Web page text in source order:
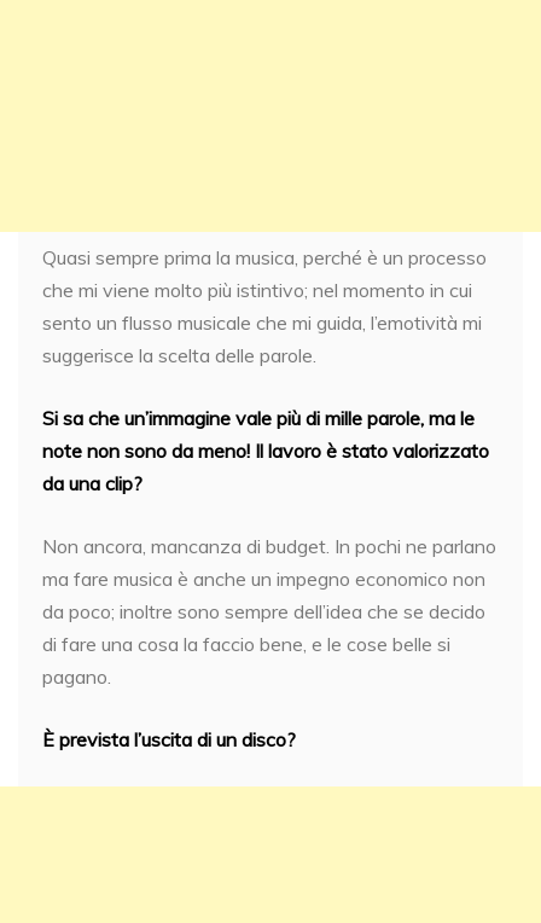
Quasi sempre prima la musica, perché è un processo
che mi viene molto più istintivo; nel momento in cui
sento un flusso musicale che mi guida, l’emotività mi
suggerisce la scelta delle parole.
Si sa che un’immagine vale più di mille parole, ma le
note non sono da meno! Il lavoro è stato valorizzato
da una clip?
Non ancora, mancanza di budget. In pochi ne parlano
ma fare musica è anche un impegno economico non
da poco; inoltre sono sempre dell’idea che se decido
di fare una cosa la faccio bene, e le cose belle si
pagano.
È prevista l’uscita di un disco?